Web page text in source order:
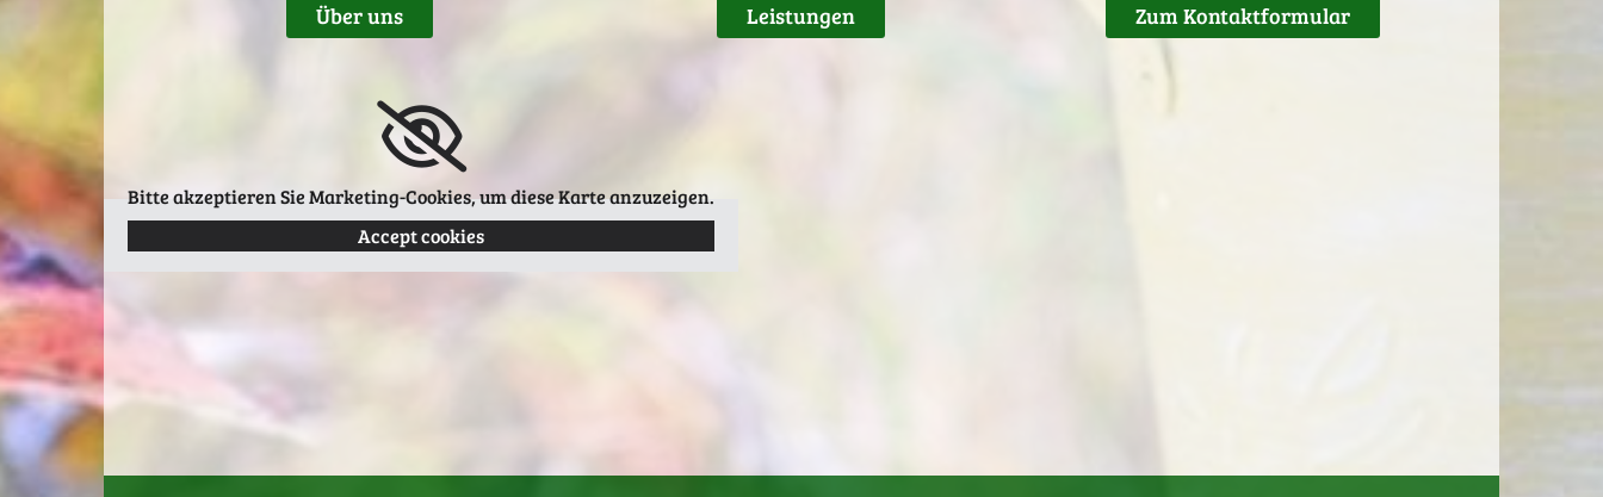
Über uns Leistungen Zum Kontaktformular
Bitte akzeptieren Sie Marketing-Cookies, um diese Karte anzuzeigen.
Accept cookies